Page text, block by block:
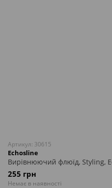
Артикул: 30615
Echosline
Вирівнюючий флюїд, Styling,
255 грн
Немає в наявності